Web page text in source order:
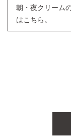
朝・夜クリーム
はこちら。